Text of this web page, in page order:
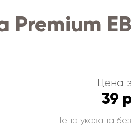
Premium
Цена
39
Цена указана